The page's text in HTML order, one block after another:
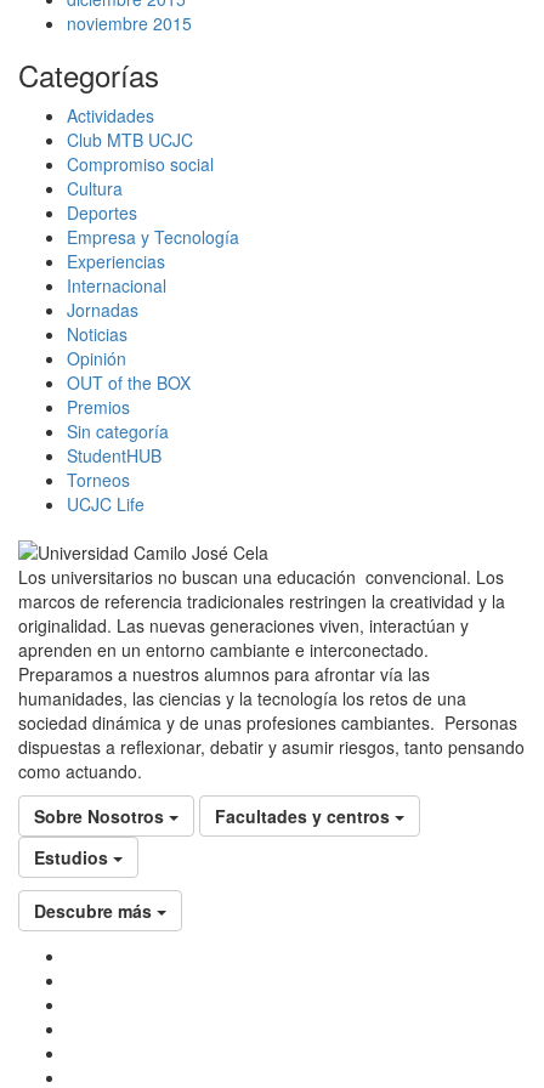
noviembre 2015
Categorías
Actividades
Club MTB UCJC
Compromiso social
Cultura
Deportes
Empresa y Tecnología
Experiencias
Internacional
Jornadas
Noticias
Opinión
OUT of the BOX
Premios
Sin categoría
StudentHUB
Torneos
UCJC Life
Los universitarios no buscan una educación convencional. Los
marcos de referencia tradicionales restringen la creatividad y la
originalidad. Las nuevas generaciones viven, interactúan y
aprenden en un entorno cambiante e interconectado.
Preparamos a nuestros alumnos para afrontar vía las
humanidades, las ciencias y la tecnología los retos de una
sociedad dinámica y de unas profesiones cambiantes. Personas
dispuestas a reflexionar, debatir y asumir riesgos, tanto pensando
como actuando.
Sobre Nosotros
Facultades y centros
Estudios
Descubre más